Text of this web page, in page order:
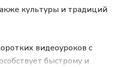
культуры и традиций
видеоуроков с
быстрому и